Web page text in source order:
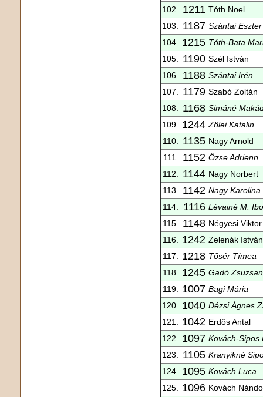
102. 1211 Tóth Noel
103.
1187 Szántai Eszter
104.
1215 Tóth-Bata
105.
1190 Szél István
106.
1188 Szántai Irén
107.
1179 Szabó Zoltán
108.
1168 Simáné
109.
1244 Zölei Katalin
110.
1135 Nagy Arnold
111.
1152 Őzse Adrienn
112.
1144 Nagy Norbert
113.
1142 Nagy Karolina
114.
1116 Lévainé M.
115.
1148 Négyesi Viktor
116.
1242 Zelenák István
117.
1218 Tősér Tímea
118.
1245 Gadó
119.
1007 Bagi Mária
120.
1040 Dézsi Ágnes
121.
1042 Erdős Antal
122.
1097 Kovách-Sipos
123.
1105 Kranyikné
124.
1095 Kovách Luca
125.
1096 Kovách